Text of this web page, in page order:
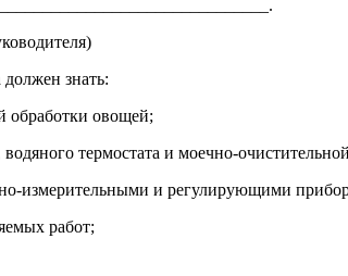
должен знать:
обработки овощей;
термостата и моечно-
измерительными и регулирующими
работ;